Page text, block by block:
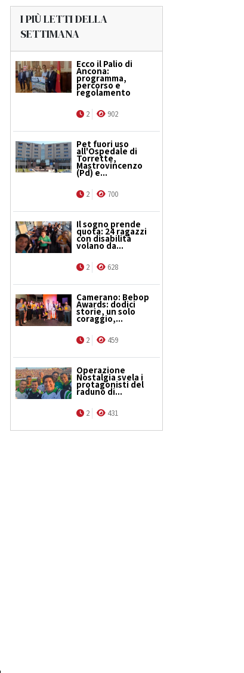
I PIÙ LETTI DELLA
SETTIMANA
Ecco il Palio di
Ancona:
programma,
percorso e
regolamento
2 902
Pet fuori uso
all'Ospedale di
Torrette,
Mastrovincenzo
(Pd) e...
2 700
Il sogno prende
quota: 24 ragazzi
con disabilità
volano da...
2 628
Camerano: Bebop
Awards: dodici
storie, un solo
coraggio,...
2 459
Operazione
Nostalgia svela i
protagonisti del
raduno di...
2 431